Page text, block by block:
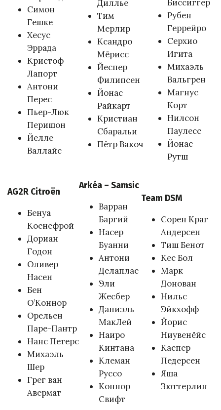
Симон
Гешке
Хесус
Эррада
Кристоф
Лапорт
Антони
Перес
Пьер-Люк
Перишон
Йелле
Валлайс
Диллье
Тим
Мерлир
Ксандро
Мёрисс
Йеспер
Филипсен
Йонас
Райкарт
Кристиан
Сбаральи
Пётр Вакоч
Биссиггер
Рубен
Геррейро
Серхио
Игита
Михаэль
Вальгрен
Магнус
Корт
Нилсон
Паулесс
Йонас
Рутш
AG2R Citroën
Бенуа
Коснефрой
Дориан
Годон
Оливер
Насен
Бен
О’Коннор
Орельен
Паре-Пантр
Нанс Петерс
Михаэль
Шер
Грег ван
Авермат
Arkéa – Samsic
Варран
Баргий
Насер
Буанни
Антони
Делаплас
Эли
Жесбер
Даниэль
МакЛей
Наиро
Кинтана
Клеман
Руссо
Коннор
Свифт
Team DSM
Сорен Краг
Андерсен
Тиш Бенот
Кес Бол
Марк
Донован
Нильс
Эйкхофф
Йорис
Ниувенёйс
Каспер
Педерсен
Яша
Зюттерлин